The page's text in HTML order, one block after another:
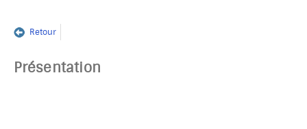
Retour
Présentation